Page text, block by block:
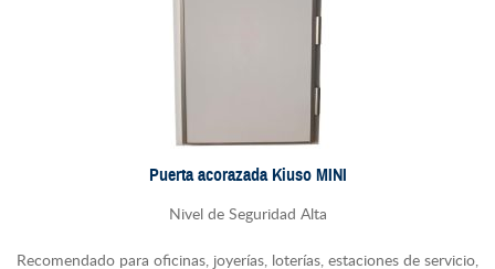
Puerta acorazada Kiuso MINI
Nivel de Seguridad Alta
Recomendado para oficinas, joyerías, loterías, estaciones de servicio,